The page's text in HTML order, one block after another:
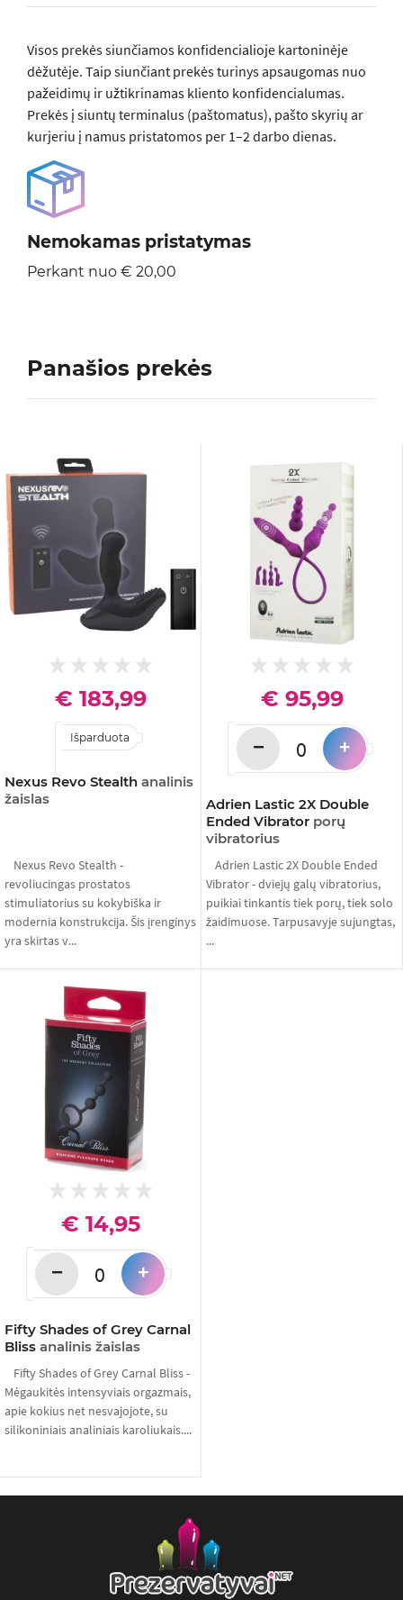
Visos prеkės siunčiamos konfidencialioje kartoninėje
dėžutėje. Taip siunčiant prekės turinys apsaugomas nuo
pažeidimų ir užtikrinamas kliento konfidencialumas.
Prekės į siuntų terminalus (paštomatus), pašto skyrių ar
kurjeriu į namus pristatomos per 1–2 darbo dienas.
Nemokamas pristatymas
Perkant nuo € 20,00
Panašios prekės
Nexus Revo Stealth analinis
žaislas
€ 183,99
Išparduota
Nexus Revo Stealth -
revoliucingas prostatos
stimuliatorius su kokybiška ir
modernia konstrukcija. Šis įrenginys
yra skirtas v...
Adrien Lastic 2X Double
Ended Vibrator porų
vibratorius
€ 95,99
− +
Adrien Lastic 2X Double Ended
Vibrator - dviejų galų vibratorius,
puikiai tinkantis tiek porų, tiek solo
žaidimuose. Tarpusavyje sujungtas,
...
Fifty Shades of Grey Carnal
Bliss analinis žaislas
€ 14,95
− +
Fifty Shades of Grey Carnal Bliss -
Mėgaukitės intensyviais orgazmais,
apie kokius net nesvajojote, su
silikoniniais analiniais karoliukais....